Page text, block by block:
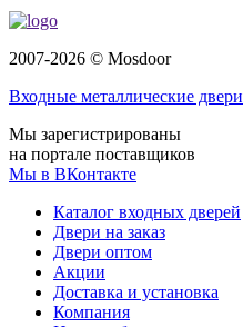
2007-2026 © Mosdoor
Входные металлические двери
Мы зарегистрированы
на портале поставщиков
Мы в ВКонтакте
Каталог входных дверей
Двери на заказ
Двери оптом
Акции
Доставка и установка
Компания